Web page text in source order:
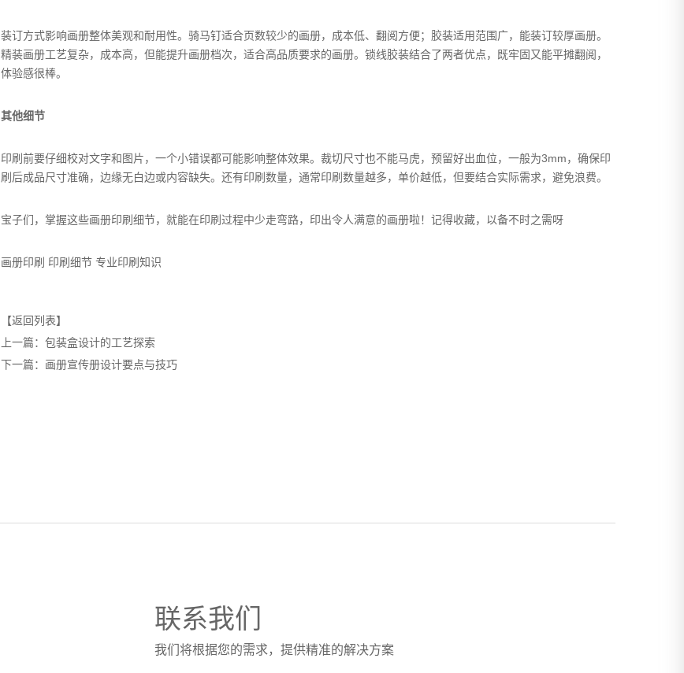
装订方式影响画册整体美观和耐用性。骑马钉适合页数较少的画册，成本低、翻阅方便；胶装适用范围广，能装订较厚画册。
精装画册工艺复杂，成本高，但能提升画册档次，适合高品质要求的画册。锁线胶装结合了两者优点，既牢固又能平摊翻阅，
体验感很棒。
其他细节
印刷前要仔细校对文字和图片，一个小错误都可能影响整体效果。裁切尺寸也不能马虎，预留好出血位，一般为3mm，确保印
刷后成品尺寸准确，边缘无白边或内容缺失。还有印刷数量，通常印刷数量越多，单价越低，但要结合实际需求，避免浪费。
宝子们，掌握这些画册印刷细节，就能在印刷过程中少走弯路，印出令人满意的画册啦！记得收藏，以备不时之需呀
画册印刷 印刷细节 专业印刷知识
【返回列表】
上一篇： 包装盒设计的工艺探索
下一篇： 画册宣传册设计要点与技巧
联系我们
我们将根据您的需求，提供精准的解决方案